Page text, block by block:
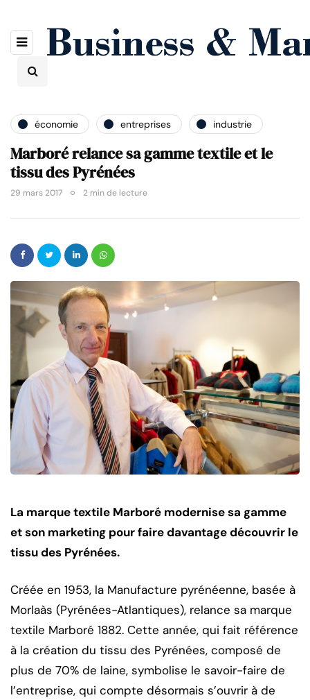
économie entreprises industrie
Marboré relance sa gamme textile et le
tissu des Pyrénées
29 mars 2017 2 min de lecture
La marque textile Marboré modernise sa gamme
et son marketing pour faire davantage découvrir le
tissu des Pyrénées.
Créée en 1953, la Manufacture pyrénéenne, basée à
Morlaàs (Pyrénées-Atlantiques), relance sa marque
textile Marboré 1882. Cette année, qui fait référence
à la création du tissu des Pyrénées, composé de
plus de 70% de laine, symbolise le savoir-faire de
l’entreprise, qui compte désormais s’ouvrir à de